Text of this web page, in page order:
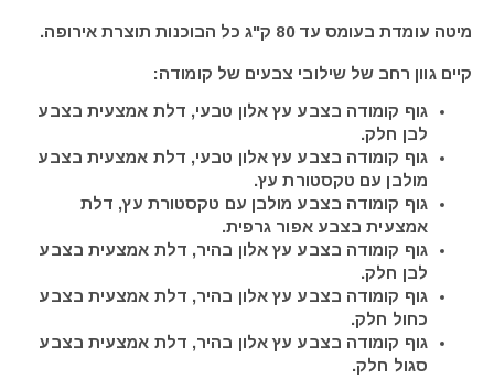
מיטה עומדת בעומס עד 80 ק"ג כל הבוכנות תוצרת אירופה.
קיים גוון רחב של שילובי צבעים של קומודה:
גוף קומודה בצבע עץ אלון טבעי, דלת אמצעית בצבע
לבן חלק.
גוף קומודה בצבע עץ אלון טבעי, דלת אמצעית בצבע
מולבן עם טקסטורת עץ.
גוף קומודה בצבע מולבן עם טקסטורת עץ, דלת
אמצעית בצבע אפור גרפית.
גוף קומודה בצבע עץ אלון בהיר, דלת אמצעית בצבע
לבן חלק.
גוף קומודה בצבע עץ אלון בהיר, דלת אמצעית בצבע
כחול חלק.
גוף קומודה בצבע עץ אלון בהיר, דלת אמצעית בצבע
סגול חלק.